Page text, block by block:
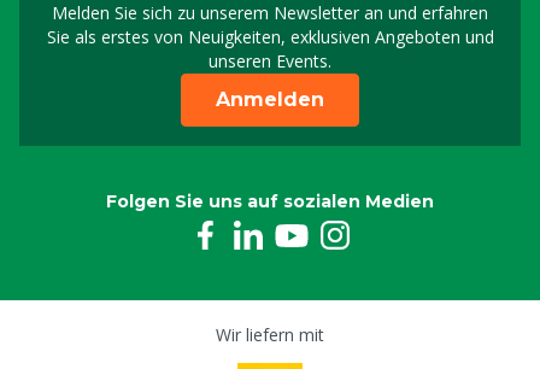
Schlauchklemme V2A 12-22 mm (1/2"), 9 mm
Rundes Sieb für Schaumlanze Greenline
Schaumlanze MS Greenline 2.1
Hochdruckschlauch 3/8” schwarz, 3 m
Melden Sie sich zu unserem Newsletter an und erfahren
Sie als erstes von Neuigkeiten, exklusiven Angeboten und
unseren Events.
Melden Sie sich für
Anmelden
Folgen Sie uns auf sozialen Medien
Wir liefern mit